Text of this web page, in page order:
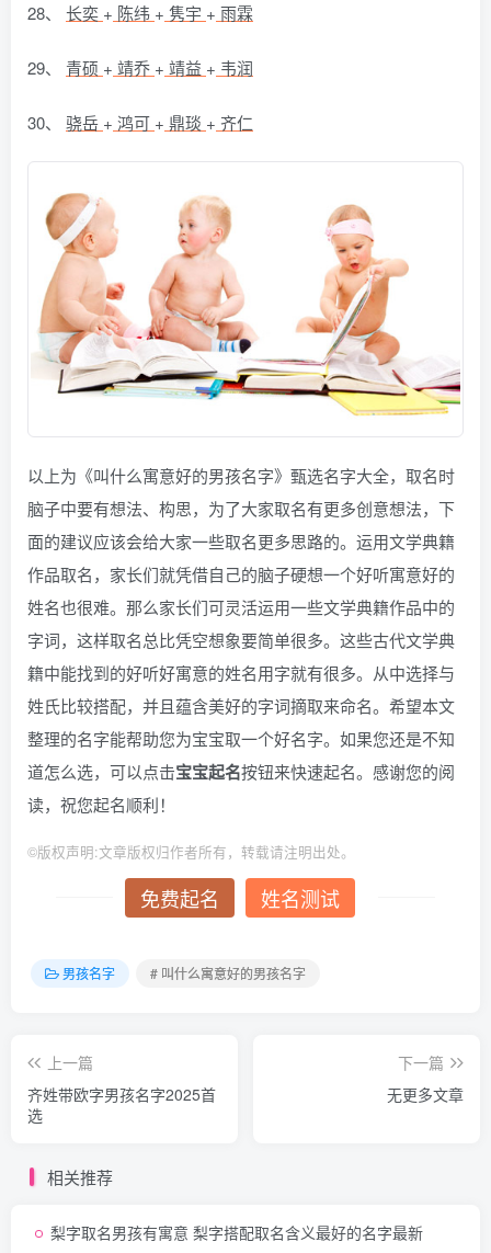
28、 长奕 + 陈纬 + 隽宇 + 雨霖
29、 青硕 + 靖乔 + 靖益 + 韦润
30、 骁岳 + 鸿可 + 鼎琰 + 齐仁
以上为《叫什么寓意好的男孩名字》甄选名字大全，取名时
脑子中要有想法、构思，为了大家取名有更多创意想法，下
面的建议应该会给大家一些取名更多思路的。运用文学典籍
作品取名，家长们就凭借自己的脑子硬想一个好听寓意好的
姓名也很难。那么家长们可灵活运用一些文学典籍作品中的
字词，这样取名总比凭空想象要简单很多。这些古代文学典
籍中能找到的好听好寓意的姓名用字就有很多。从中选择与
姓氏比较搭配，并且蕴含美好的字词摘取来命名。希望本文
整理的名字能帮助您为宝宝取一个好名字。如果您还是不知
道怎么选，可以点击宝宝起名按钮来快速起名。感谢您的阅
读，祝您起名顺利！
©版权声明:文章版权归作者所有，转载请注明出处。
免费起名 姓名测试
男孩名字 # 叫什么寓意好的男孩名字
上一篇
齐姓带欧字男孩名字2025首
选
下一篇
无更多文章
相关推荐
梨字取名男孩有寓意 梨字搭配取名含义最好的名字最新